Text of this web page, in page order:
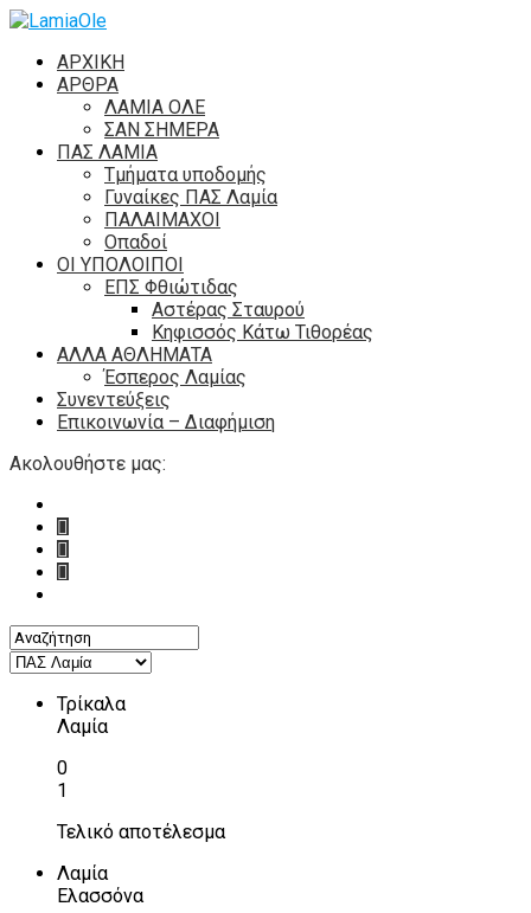
ΑΡΧΙΚΗ
ΑΡΘΡΑ
ΛΑΜΙΑ ΟΛΕ
ΣΑΝ ΣΗΜΕΡΑ
ΠΑΣ ΛΑΜΙΑ
Τμήματα υποδομής
Γυναίκες ΠΑΣ Λαμία
ΠΑΛΑΙΜΑΧΟΙ
Οπαδοί
ΟΙ ΥΠΟΛΟΙΠΟΙ
ΕΠΣ Φθιώτιδας
Αστέρας Σταυρού
Κηφισσός Κάτω Τιθορέας
ΑΛΛΑ ΑΘΛΗΜΑΤΑ
Έσπερος Λαμίας
Συνεντεύξεις
Επικοινωνία – Διαφήμιση
Ακολουθήστε μας:
Τρίκαλα
Λαμία
0
1
Τελικό αποτέλεσμα
Λαμία
Ελασσόνα